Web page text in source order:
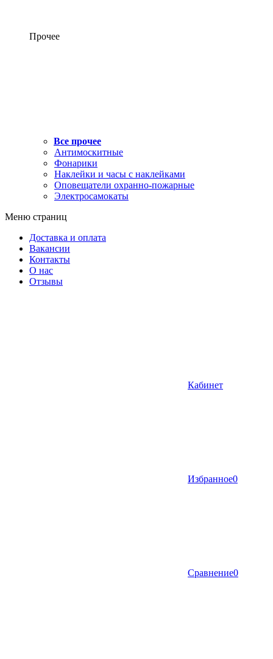
Прочее
Все прочее
Антимоскитные
Фонарики
Наклейки и часы с наклейками
Оповещатели охранно-пожарные
Электросамокаты
Меню страниц
Доставка и оплата
Вакансии
Контакты
О нас
Отзывы
Кабинет
Избранное0
Сравнение0